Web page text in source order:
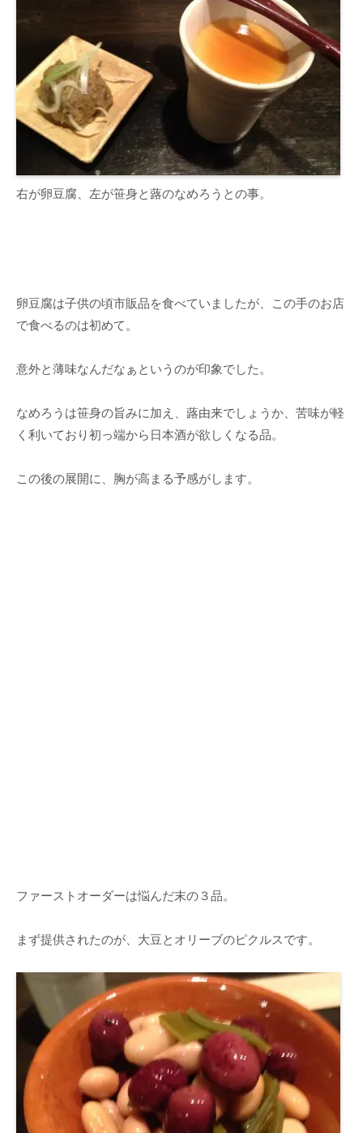
右が卵豆腐、左が笹身と蕗のなめろうとの事。
卵豆腐は子供の頃市販品を食べていましたが、この手のお店
で食べるのは初めて。
意外と薄味なんだなぁというのが印象でした。
なめろうは笹身の旨みに加え、蕗由来でしょうか、苦味が軽
く利いており初っ端から日本酒が欲しくなる品。
この後の展開に、胸が高まる予感がします。
ファーストオーダーは悩んだ末の３品。
まず提供されたのが、大豆とオリーブのピクルスです。